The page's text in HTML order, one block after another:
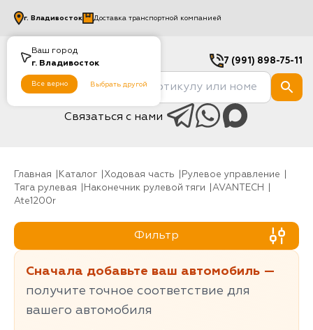
Ваш город
г. Владивосток
Все верно Выбрать другой
г. Владивосток Доставка транспортной компанией
7 (991) 898-75-11
Связаться с нами
Главная Каталог Ходовая часть
рулевое управление
Тяга рулевая
Наконечник рулевой тяги
AVANTECH
ate1200r
Фильтр
Сначала добавьте ваш автомобиль —
получите точное соответствие для
вашего автомобиля